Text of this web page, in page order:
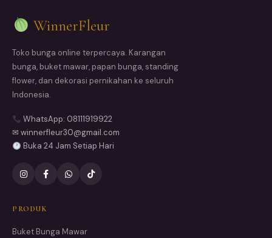
WinnerFleur
Toko bunga online terpercaya. Karangan
bunga, buket mawar, papan bunga, standing
flower, dan dekorasi pernikahan ke seluruh
Indonesia.
WhatsApp: 08111919922
✉ winnerfleur30@gmail.com
Buka 24 Jam Setiap Hari
PRODUK
Buket Bunga Mawar